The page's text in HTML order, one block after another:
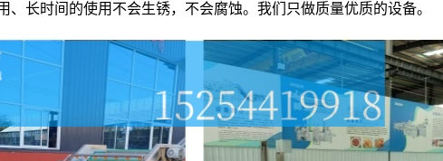
、长时间的使用不会生锈，不会腐蚀。我们只做质量优质的设备。